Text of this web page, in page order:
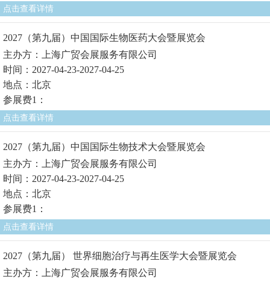
点击查看详情
2027（第九届）中国国际生物医药大会暨展览会
主办方：上海广贸会展服务有限公司
时间：2027-04-23-2027-04-25
地点：北京
参展费1：
点击查看详情
2027（第九届）中国国际生物技术大会暨展览会
主办方：上海广贸会展服务有限公司
时间：2027-04-23-2027-04-25
地点：北京
参展费1：
点击查看详情
2027（第九届） 世界细胞治疗与再生医学大会暨展览会
主办方：上海广贸会展服务有限公司